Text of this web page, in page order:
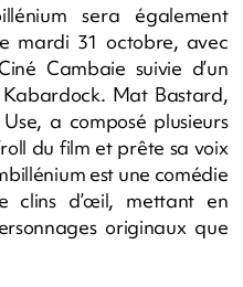
sera également
mardi 31 octobre, avec
Cambaie suivie d’un
Mat Bastard,
a composé plusieurs
du film et prête sa voix
est une comédie
clins d’œil, mettant en
originaux que